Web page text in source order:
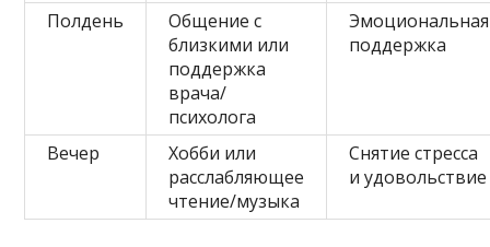
Полдень
Общение с
близкими или
поддержка
врача/
психолога
Эмоциональная
поддержка
Вечер
Хобби или
расслабляющее
чтение/музыка
Снятие стресса
и удовольствие